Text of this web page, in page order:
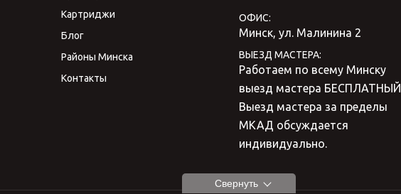
Свернуть
Картриджи
Блог
Районы Минска
Контакты
ОФИС:
Минск, ул. Малинина 2
ВЫЕЗД МАСТЕРА:
Работаем по всему Минску
выезд мастера БЕСПЛАТНЫЙ
Выезд мастера за пределы
МКАД обсуждается
индивидуально.